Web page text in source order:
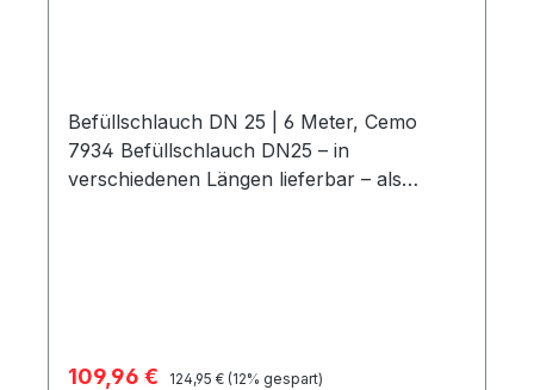
Befüllschlauch DN 25 | 6 Meter, Cemo
7934 Befüllschlauch DN25 – in
verschiedenen Längen lieferbar – als
Verkaufspreis:
109,96 € Regulärer Preis:
124,95 € (12% gespart)